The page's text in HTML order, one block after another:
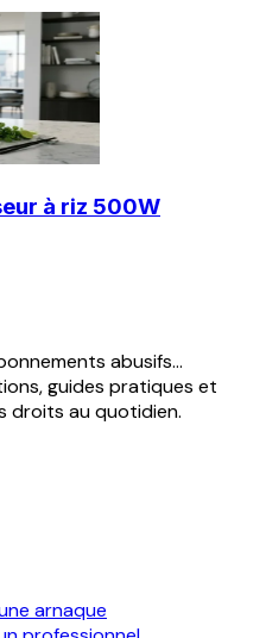
à riz 500W
abusifs...
guides pratiques et
droits au quotidien.
arnaque